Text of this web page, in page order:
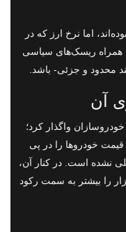
اما نرخ ارز که در
به همراه ریسک‌های سیاسی
و جزئی- باشد.
آن
واگذار کرد؛
۲۰ تا ۳۰ درصدی قیمت خودروها را در پی
است. در کنار آن،
را بیشتر به سمت رکود